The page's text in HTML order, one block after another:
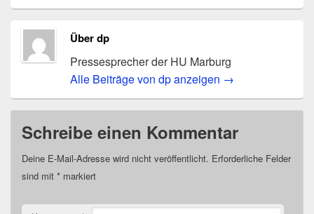
ü
e
r
w
i
r
z
t
e
l
e
n
i
a
F
e
b
o
k
z
t
e
l
e
n
i
Über dp
Pressesprecher der HU Marburg
Alle Beiträge von dp anzeigen →
Schreibe einen Kommentar
Deine E-Mail-Adresse wird nicht veröffentlicht. Erforderliche Felder
sind mit * markiert